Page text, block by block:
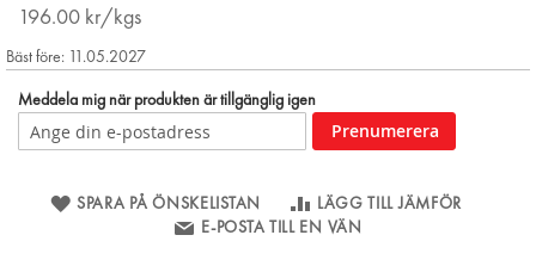
196.00 kr/kgs
Bäst före: 11.05.2027
Meddela mig när produkten är tillgänglig igen
Prenumerera
SPARA PÅ ÖNSKELISTAN
LÄGG TILL JÄMFÖR
E-POSTA TILL EN VÄN